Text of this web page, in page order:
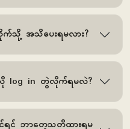
တိုက်သို့ အသိပေးရမလား?
လို log in တွဲလိုက်ရမလဲ?
ျင်ရင် ဘာတွေသတိထားရမ